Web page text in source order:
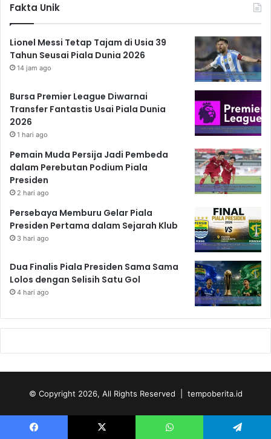
Fakta Unik
Lionel Messi Tetap Tajam di Usia 39
Tahun Seusai Piala Dunia 2026
14 jam ago
Bursa Premier League Diwarnai
Transfer Fantastis Usai Piala Dunia
2026
1 hari ago
Pemain Muda Persija Jadi Pembeda
dalam Perebutan Podium Piala
Presiden
2 hari ago
Persebaya Memburu Gelar Piala
Presiden Pertama dalam Sejarah Klub
3 hari ago
Dua Finalis Piala Presiden Sama Sama
Lolos dengan Selisih Satu Gol
4 hari ago
© Copyright 2026, All Rights Reserved | tempoberita.id